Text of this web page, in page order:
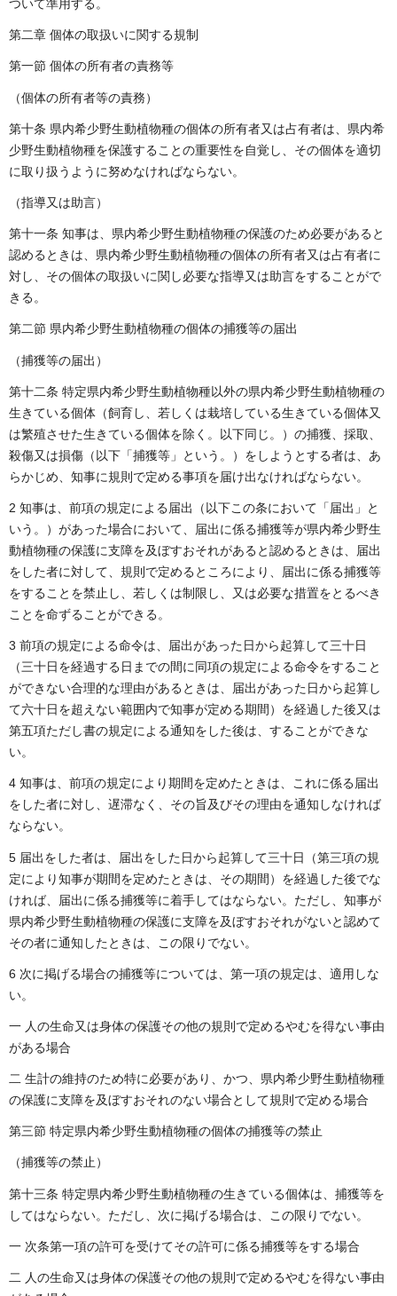
ついて準用する。
第二章 個体の取扱いに関する規制
第一節 個体の所有者の責務等
（個体の所有者等の責務）
第十条 県内希少野生動植物種の個体の所有者又は占有者は、県内希
少野生動植物種を保護することの重要性を自覚し、その個体を適切
に取り扱うように努めなければならない。
（指導又は助言）
第十一条 知事は、県内希少野生動植物種の保護のため必要があると
認めるときは、県内希少野生動植物種の個体の所有者又は占有者に
対し、その個体の取扱いに関し必要な指導又は助言をすることがで
きる。
第二節 県内希少野生動植物種の個体の捕獲等の届出
（捕獲等の届出）
第十二条 特定県内希少野生動植物種以外の県内希少野生動植物種の
生きている個体（飼育し、若しくは栽培している生きている個体又
は繁殖させた生きている個体を除く。以下同じ。）の捕獲、採取、
殺傷又は損傷（以下「捕獲等」という。）をしようとする者は、あ
らかじめ、知事に規則で定める事項を届け出なければならない。
2 知事は、前項の規定による届出（以下この条において「届出」と
いう。）があった場合において、届出に係る捕獲等が県内希少野生
動植物種の保護に支障を及ぼすおそれがあると認めるときは、届出
をした者に対して、規則で定めるところにより、届出に係る捕獲等
をすることを禁止し、若しくは制限し、又は必要な措置をとるべき
ことを命ずることができる。
3 前項の規定による命令は、届出があった日から起算して三十日
（三十日を経過する日までの間に同項の規定による命令をすること
ができない合理的な理由があるときは、届出があった日から起算し
て六十日を超えない範囲内で知事が定める期間）を経過した後又は
第五項ただし書の規定による通知をした後は、することができな
い。
4 知事は、前項の規定により期間を定めたときは、これに係る届出
をした者に対し、遅滞なく、その旨及びその理由を通知しなければ
ならない。
5 届出をした者は、届出をした日から起算して三十日（第三項の規
定により知事が期間を定めたときは、その期間）を経過した後でな
ければ、届出に係る捕獲等に着手してはならない。ただし、知事が
県内希少野生動植物種の保護に支障を及ぼすおそれがないと認めて
その者に通知したときは、この限りでない。
6 次に掲げる場合の捕獲等については、第一項の規定は、適用しな
い。
一 人の生命又は身体の保護その他の規則で定めるやむを得ない事由
がある場合
二 生計の維持のため特に必要があり、かつ、県内希少野生動植物種
の保護に支障を及ぼすおそれのない場合として規則で定める場合
第三節 特定県内希少野生動植物種の個体の捕獲等の禁止
（捕獲等の禁止）
第十三条 特定県内希少野生動植物種の生きている個体は、捕獲等を
してはならない。ただし、次に掲げる場合は、この限りでない。
一 次条第一項の許可を受けてその許可に係る捕獲等をする場合
二 人の生命又は身体の保護その他の規則で定めるやむを得ない事由